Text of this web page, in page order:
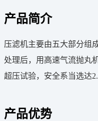
产品简介
压滤机主要由五大部分组
处理后，用高速气流抛丸
超压试验，安全系当选达
产品优势